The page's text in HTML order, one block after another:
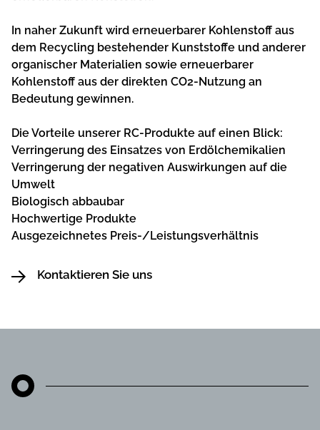
In naher Zukunft wird erneuerbarer Kohlenstoff aus
dem Recycling bestehender Kunststoffe und anderer
organischer Materialien sowie erneuerbarer
Kohlenstoff aus der direkten CO2-Nutzung an
Bedeutung gewinnen.
Die Vorteile unserer RC-Produkte auf einen Blick:
Verringerung des Einsatzes von Erdölchemikalien
Verringerung der negativen Auswirkungen auf die
Umwelt
Biologisch abbaubar
Hochwertige Produkte
Ausgezeichnetes Preis-/Leistungsverhältnis
Kontaktieren Sie uns